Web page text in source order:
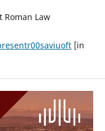
Roman Law
[in